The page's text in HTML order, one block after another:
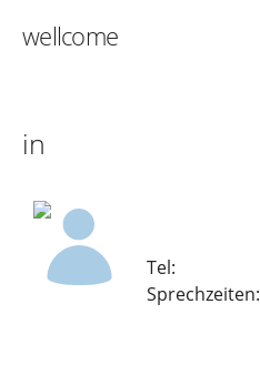
wellcome
in
Tel:
Sprechzeiten: